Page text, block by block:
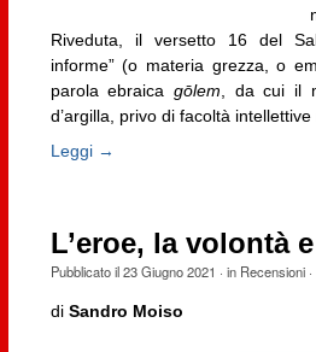
Riveduta, il versetto 16 del
informe” (o materia grezza, o
parola ebraicagōlem , da cui il
d’argilla, privo di facoltà
Leggi →
L’eroe, la volontà
Pubblicato il23 Giugno 2021 · in Recensioni·
di Sandro Moiso